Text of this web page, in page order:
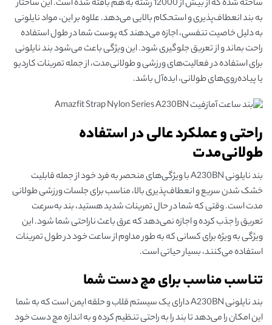
ساخته شده که از بیش از 12000 رشته به هم بافته شده است. این ساختار
به بند انعطاف‌پذیری و استحکام بالایی می‌دهد. علاوه بر این، مواد نایلونی
به دلیل خاصیت تنفسی، اجازه می‌دهند که پوست شما در طول استفاده
راحت بماند و از تعریق جلوگیری شود. این ویژگی باعث می‌شود بند نایلونی
برای استفاده در فعالیت‌های ورزشی و طولانی‌مدت، از جمله تمرینات کاردیو
یا پیاده‌روی‌های طولانی، ایده‌آل باشد.
راحتی و عملکرد عالی در استفاده
طولانی‌مدت
بند نایلونی A230BN با ویژگی‌های منحصر به فرد خود از جمله قابلیت
خشک شدن سریع و انعطاف‌پذیری بالا، مناسب برای جلسات ورزشی طولانی
مدت است. وقتی که شما در حال تمرینات شدید هستید، بند به‌سرعت
تعریق را جذب کرده و اجازه نمی‌دهد که عرق باعث ناراحتی شما شود. این
ویژگی به ویژه برای کسانی که به طور مداوم از ساعت خود در طول تمرینات
استفاده می‌کنند، بسیار حیاتی است.
تناسب مناسب برای مچ دست شما
بند نایلونی A230BN دارای یک سیستم قلاب و حلقه ایمن است که به شما
این امکان را می‌دهد تا بند را به راحتی تنظیم کرده و به اندازه مچ دست خود